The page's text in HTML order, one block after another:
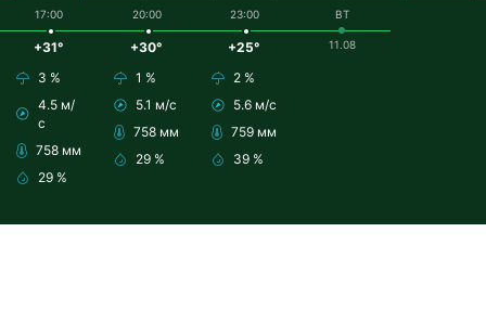
17:00
+31°
3 %
4.5 м/
с
758 мм
29 %
20:00
+30°
1 %
5.1 м/с
758 мм
29 %
23:00
+25°
2 %
5.6 м/с
759 мм
39 %
ВТ
11.08